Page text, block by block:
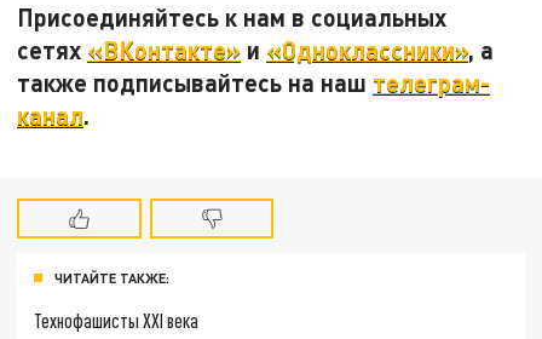
Присоединяйтесь к нам в социальных
сетях «ВКонтакте» и «Одноклассники», а
также подписывайтесь на наш телеграм-
канал.
ЧИТАЙТЕ ТАКЖЕ:
Технофашисты XXI века